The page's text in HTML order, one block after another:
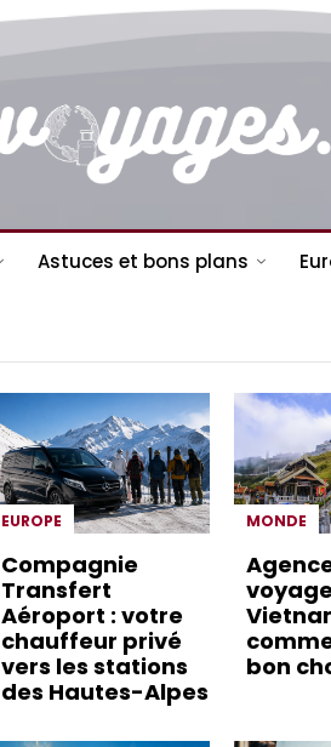
Astuces et bons plans
EUROPE
Compagnie
Transfert
Aéroport : votre
chauffeur privé
vers les stations
des Hautes-Alpes
MONDE
bon